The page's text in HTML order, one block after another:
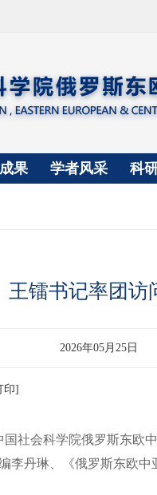
果 学者风采 科
王镭书记率团访
2026年05月25日
印]
社会科学院俄罗斯东欧
李丹琳、《俄罗斯东欧